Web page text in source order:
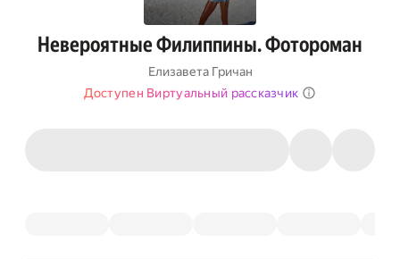
Невероятные Филиппины. Фотороман
Елизавета Гричан
Доступен Виртуальный рассказчик